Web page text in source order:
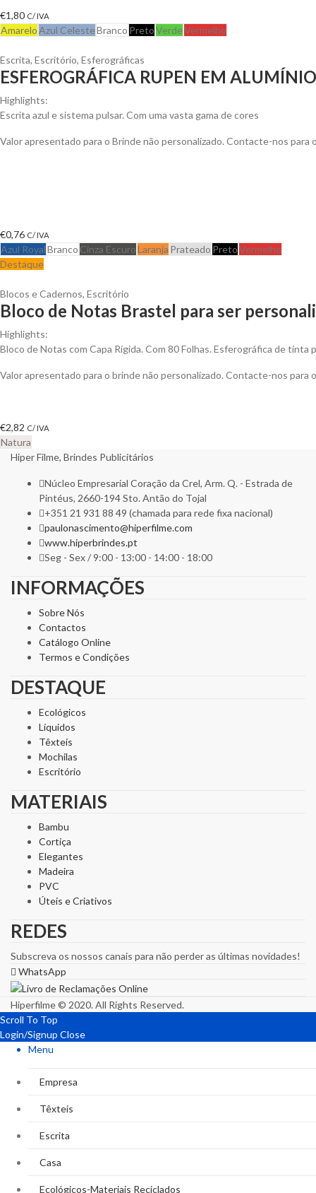
€1,80 C/ IVA
AmareloAzul CelesteBranco PretoVerdeVermelho
Escrita, Escritório, Esferográficas
ESFEROGRÁFICA RUPEN EM
Highlights:
Escrita azul e sistema pulsar. Com uma vasta gama de cores
Valor apresentado para o Brinde não personalizado. Contacte-nos
€0,76 C/ IVA
Azul RoyalBranco Cinza EscuroLaranja Prateado PretoVermelho
Destaque
Blocos e Cadernos, Escritório
Bloco de Notas Brastel para ser
Highlights:
Bloco de Notas com Capa Rígida. Com 80 Folhas. Esferográfica de
Valor apresentado para o brinde não personalizado. Contacte-nos
€2,82 C/ IVA
Natura
Hiper Filme, Brindes Publicitários
Núcleo Empresarial Coração da Crel, Arm. Q. - Estrada de
Pintéus, 2660-194 Sto. Antão do Tojal
+351 21 931 88 49 (chamada para rede fixa nacional)
paulonascimento@hiperfilme.com
www.hiperbrindes.pt
Seg - Sex / 9:00 - 13:00 - 14:00 - 18:00
INFORMAÇÕES
Sobre Nós
Contactos
Catálogo Online
Termos e Condições
DESTAQUE
Ecológicos
Líquidos
Têxteis
Mochilas
Escritório
MATERIAIS
Bambu
Cortiça
Elegantes
Madeira
PVC
Úteis e Criativos
REDES
Subscreva os nossos canais para não perder as últimas novidades!
WhatsApp
Hiperfilme © 2020. All Rights Reserved.
Scroll To Top
Login/Signup Close
Menu
Empresa
Têxteis
Escrita
Casa
Ecológicos-Materiais Reciclados